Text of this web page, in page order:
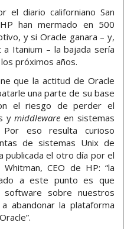
el diario californiano San
han mermado en 500
y si Oracle ganara – y,
Itanium – la bajada sería
próximos años.
que la actitud de Oracle
una parte de su base
el riesgo de perder el
ymiddleware en sistemas
eso resulta curioso
de sistemas Unix de
publicada el otro día por el
CEO de HP: “la
a este punto es que
sobre nuestros
abandonar la plataforma